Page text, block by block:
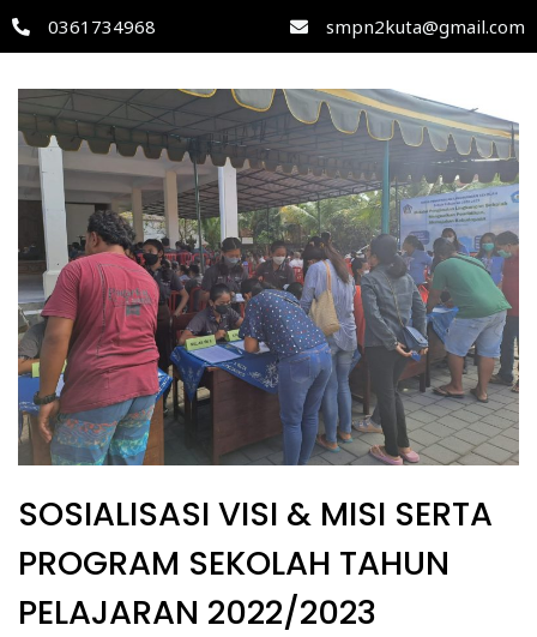
0361734968 smpn2kuta@gmail.com
SOSIALISASI VISI & MISI SERTA
PROGRAM SEKOLAH TAHUN
PELAJARAN 2022/2023